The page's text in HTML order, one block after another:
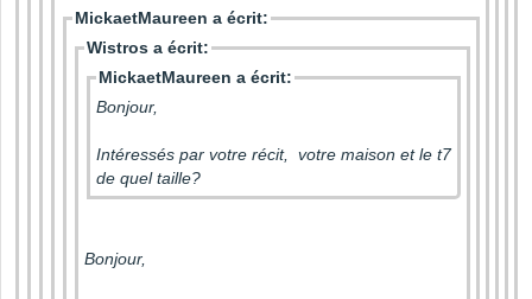
MickaetMaureen a écrit:
Wistros a écrit:
MickaetMaureen a écrit:
Bonjour,
Intéressés par votre récit, votre maison et le t7
de quel taille?
Bonjour,